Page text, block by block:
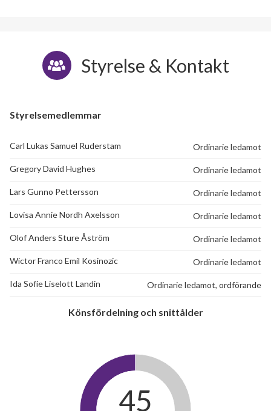
Styrelse & Kontakt
Styrelsemedlemmar
Carl Lukas Samuel Ruderstam Ordinarie ledamot
Gregory David Hughes Ordinarie ledamot
Lars Gunno Pettersson Ordinarie ledamot
Lovisa Annie Nordh Axelsson Ordinarie ledamot
Olof Anders Sture Åström Ordinarie ledamot
Wictor Franco Emil Kosinozic Ordinarie ledamot
Ida Sofie Liselott Landin Ordinarie ledamot, ordförande
Könsfördelning och snittålder
45